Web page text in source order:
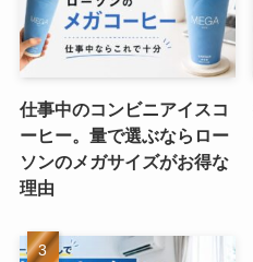
仕事中のコンビニアイスコ
ーヒー。量で選ぶならロー
ソンのメガサイズがお得な
理由